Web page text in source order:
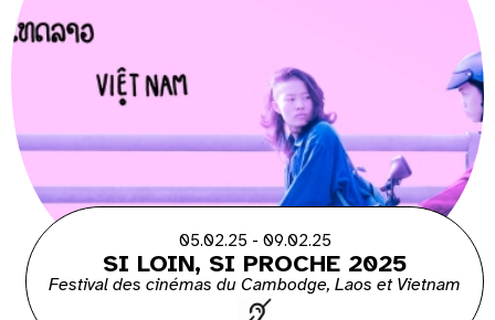
05.02.25 - 09.02.25
SI LOIN, SI PROCHE 2025
Festival des cinémas du Cambodge, Laos et Vietnam